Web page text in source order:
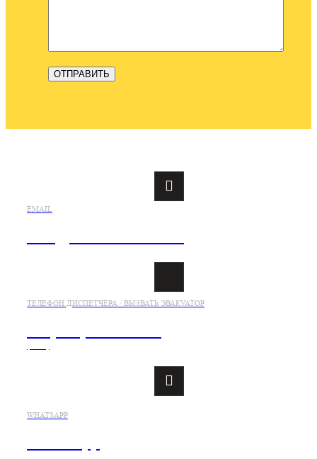
EMAIL
ТЕЛЕФОН ДИСПЕТЧЕРА / ВЫЗВАТЬ ЭВАКУАТОР
WHATSAPP